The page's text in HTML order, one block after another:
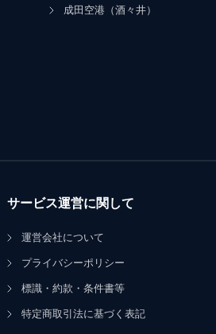
成田空港（酒々井）
サービス運営に関して
運営会社について
プライバシーポリシー
標識・約款・条件書等
特定商取引法に基づく表記